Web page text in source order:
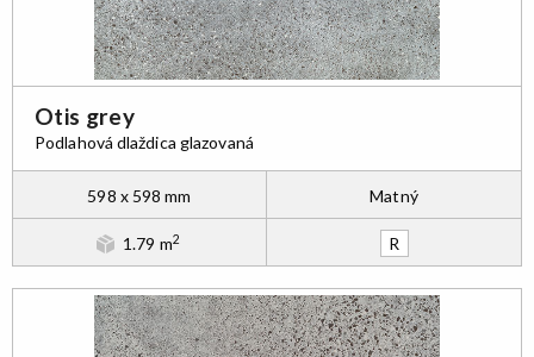
Otis grey
Podlahová dlaždica glazovaná
598 x 598 mm Matný
1.79 m2 R